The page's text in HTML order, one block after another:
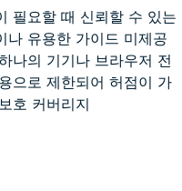
필요할 때 신뢰할 수 있는
나 유용한 가이드 미제공
나의 기기나 브라우저 전
으로 제한되어 허점이 가
호 커버리지